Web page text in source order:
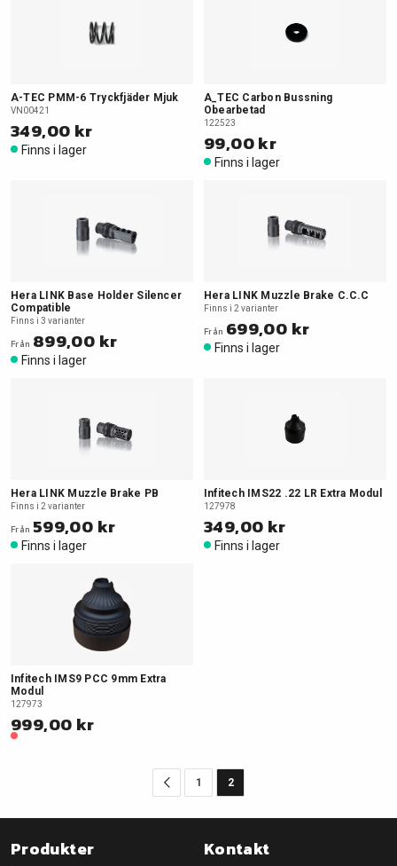
A-TEC PMM-6 Tryckfjäder Mjuk
VN00421
349,00 kr
Finns i lager
A_TEC Carbon Bussning
Obearbetad
122523
99,00 kr
Finns i lager
Hera LINK Base Holder Silencer
Compatible
Finns i 3 varianter
Från 899,00 kr
Finns i lager
Hera LINK Muzzle Brake C.C.C
Finns i 2 varianter
Från 699,00 kr
Finns i lager
Hera LINK Muzzle Brake PB
Finns i 2 varianter
Från 599,00 kr
Finns i lager
Infitech IMS22 .22 LR Extra Modul
127978
349,00 kr
Finns i lager
Infitech IMS9 PCC 9mm Extra
Modul
127973
999,00 kr
1 2
Produkter Kontakt